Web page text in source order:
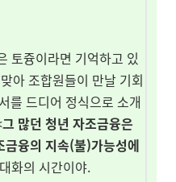
토즁이라면 기억하고 있
아 조합원들이 만날 기회
를 드디어 정식으로 소개
그 많던 청년 자조금융은
금융의 지속(불)가능성에
화의 시간이야.